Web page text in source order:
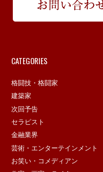
CATEGORIES
格闘技・格闘家
建築家
次回予告
セラピスト
金融業界
芸術・エンターテインメント
お笑い・コメディアン